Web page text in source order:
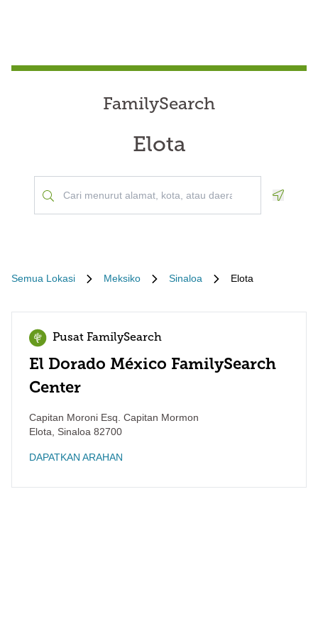
FamilySearch
Elota
Semua Lokasi Meksiko Sinaloa Elota
Pusat FamilySearch
El Dorado México FamilySearch
Center
Capitan Moroni Esq. Capitan Mormon
Elota
Sinaloa 82700
DAPATKAN ARAHAN